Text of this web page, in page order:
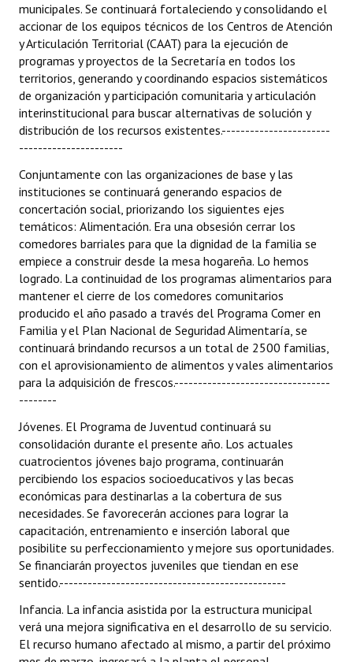
municipales. Se continuará fortaleciendo y consolidando el
accionar de los equipos técnicos de los Centros de Atención
y Articulación Territorial (CAAT) para la ejecución de
programas y proyectos de la Secretaría en todos los
territorios, generando y coordinando espacios sistemáticos
de organización y participación comunitaria y articulación
interinstitucional para buscar alternativas de solución y
distribución de los recursos existentes.-----------------------
----------------------
Conjuntamente con las organizaciones de base y las
instituciones se continuará generando espacios de
concertación social, priorizando los siguientes ejes
temáticos: Alimentación. Era una obsesión cerrar los
comedores barriales para que la dignidad de la familia se
empiece a construir desde la mesa hogareña. Lo hemos
logrado. La continuidad de los programas alimentarios para
mantener el cierre de los comedores comunitarios
producido el año pasado a través del Programa Comer en
Familia y el Plan Nacional de Seguridad Alimentaría, se
continuará brindando recursos a un total de 2500 familias,
con el aprovisionamiento de alimentos y vales alimentarios
para la adquisición de frescos.---------------------------------
--------
Jóvenes. El Programa de Juventud continuará su
consolidación durante el presente año. Los actuales
cuatrocientos jóvenes bajo programa, continuarán
percibiendo los espacios socioeducativos y las becas
económicas para destinarlas a la cobertura de sus
necesidades. Se favorecerán acciones para lograr la
capacitación, entrenamiento e inserción laboral que
posibilite su perfeccionamiento y mejore sus oportunidades.
Se financiarán proyectos juveniles que tiendan en ese
sentido.------------------------------------------------
Infancia. La infancia asistida por la estructura municipal
verá una mejora significativa en el desarrollo de su servicio.
El recurso humano afectado al mismo, a partir del próximo